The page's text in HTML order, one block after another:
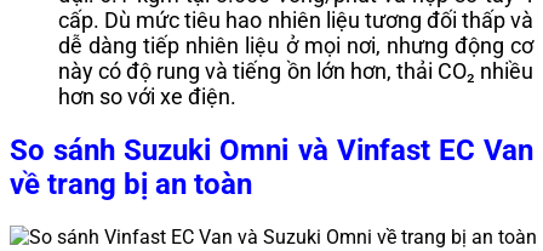
cấp. Dù mức tiêu hao nhiên liệu tương đối thấp và
dễ dàng tiếp nhiên liệu ở mọi nơi, nhưng động cơ
này có độ rung và tiếng ồn lớn hơn, thải CO₂ nhiều
hơn so với xe điện.
So sánh Suzuki Omni và Vinfast EC Van
về trang bị an toàn